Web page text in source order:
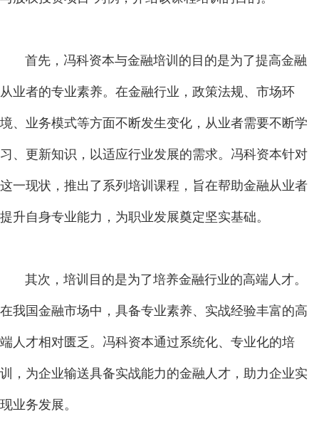
首先，冯科资本与金融培训的目的是为了提高金融
从业者的专业素养。在金融行业，政策法规、市场环
境、业务模式等方面不断发生变化，从业者需要不断学
习、更新知识，以适应行业发展的需求。冯科资本针对
这一现状，推出了系列培训课程，旨在帮助金融从业者
提升自身专业能力，为职业发展奠定坚实基础。
其次，培训目的是为了培养金融行业的高端人才。
在我国金融市场中，具备专业素养、实战经验丰富的高
端人才相对匮乏。冯科资本通过系统化、专业化的培
训，为企业输送具备实战能力的金融人才，助力企业实
现业务发展。